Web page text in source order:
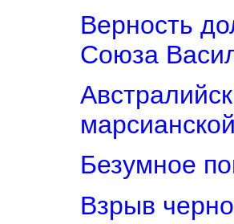
Верность
Союза
Безумное
Взрыв